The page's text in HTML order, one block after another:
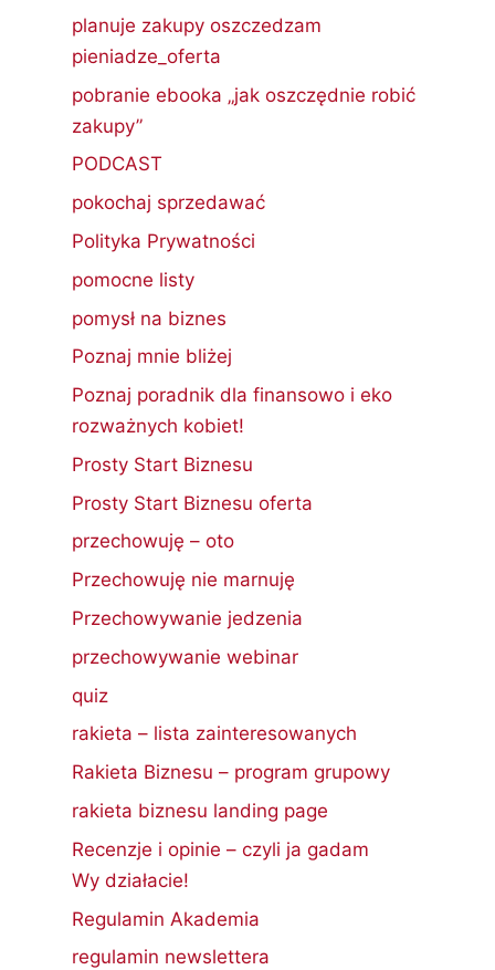
planuje zakupy oszczedzam
pieniadze_oferta
pobranie ebooka „jak oszczędnie robić
zakupy”
PODCAST
pokochaj sprzedawać
Polityka Prywatności
pomocne listy
pomysł na biznes
Poznaj mnie bliżej
Poznaj poradnik dla finansowo i eko
rozważnych kobiet!
Prosty Start Biznesu
Prosty Start Biznesu oferta
przechowuję – oto
Przechowuję nie marnuję
Przechowywanie jedzenia
przechowywanie webinar
quiz
rakieta – lista zainteresowanych
Rakieta Biznesu – program grupowy
rakieta biznesu landing page
Recenzje i opinie – czyli ja gadam
Wy działacie!
Regulamin Akademia
regulamin newslettera